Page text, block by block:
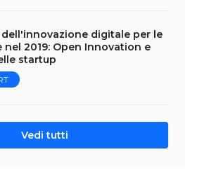
digitale per le
nel 2019: Open Innovation e
startup
Vedi tutti